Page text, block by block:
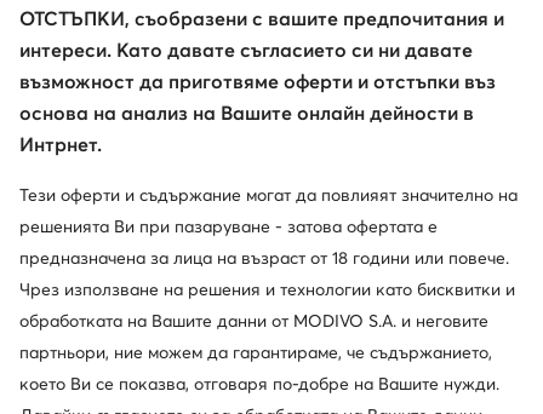
Промоция
Guess
Слънчеви очила · Черен
Актуална цена
55,99€
Промоция
Guess
Слънчеви очила · Син
Актуална цена
35,99€
ОТСТЪПКИ, съобразени с вашите предпочитания и
интереси. Като давате съгласието си ни давате
възможност да приготвяме оферти и отстъпки въз
основа на анализ на Вашите онлайн дейности в
Интрнет.
Тези оферти и съдържание могат да повлияят значително на
решенията Ви при пазаруване - затова офертата е
предназначена за лица на възраст от 18 години или повече.
Чрез използване на решения и технологии като бисквитки и
обработката на Вашите данни от MODIVO S.A. и неговите
партньори, ние можем да гарантираме, че съдържанието,
което Ви се показва, отговаря по-добре на Вашите нужди.